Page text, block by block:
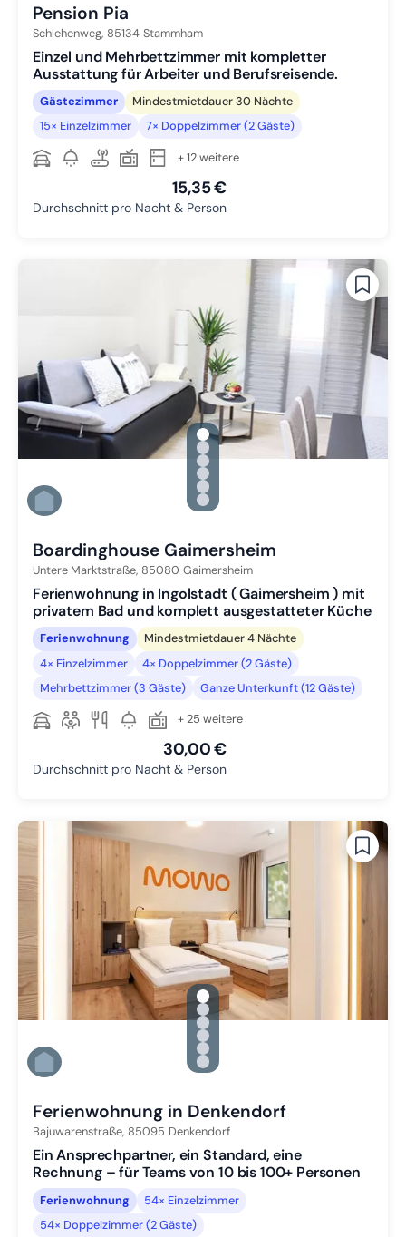
Pension Pia
Schlehenweg, 85134 Stammham
Einzel und Mehrbettzimmer mit kompletter
Ausstattung für Arbeiter und Berufsreisende.
Gästezimmer
Mindestmietdauer 30 Nächte
15× Einzelzimmer
7× Doppelzimmer (2 Gäste)
+ 12 weitere
15,35 €
Durchschnitt pro Nacht & Person
gallery.slide_selector
Zu Slide 1 wechseln
Zu Slide 2 wechseln
Zu Slide 3 wechseln
Zu Slide 4 wechseln
Zu Slide 5 wechseln
Zu Slide 6 wechseln
Boardinghouse Gaimersheim
Untere Marktstraße, 85080 Gaimersheim
Ferienwohnung in Ingolstadt ( Gaimersheim ) mit
privatem Bad und komplett ausgestatteter Küche
Ferienwohnung
Mindestmietdauer 4 Nächte
4× Einzelzimmer
4× Doppelzimmer (2 Gäste)
Mehrbettzimmer (3 Gäste)
Ganze Unterkunft (12 Gäste)
+ 25 weitere
30,00 €
Durchschnitt pro Nacht & Person
gallery.slide_selector
Zu Slide 1 wechseln
Zu Slide 2 wechseln
Zu Slide 3 wechseln
Zu Slide 4 wechseln
Zu Slide 5 wechseln
Zu Slide 6 wechseln
Ferienwohnung in Denkendorf
Bajuwarenstraße, 85095 Denkendorf
Ein Ansprechpartner, ein Standard, eine
Rechnung – für Teams von 10 bis 100+ Personen
Ferienwohnung
54× Einzelzimmer
54× Doppelzimmer (2 Gäste)